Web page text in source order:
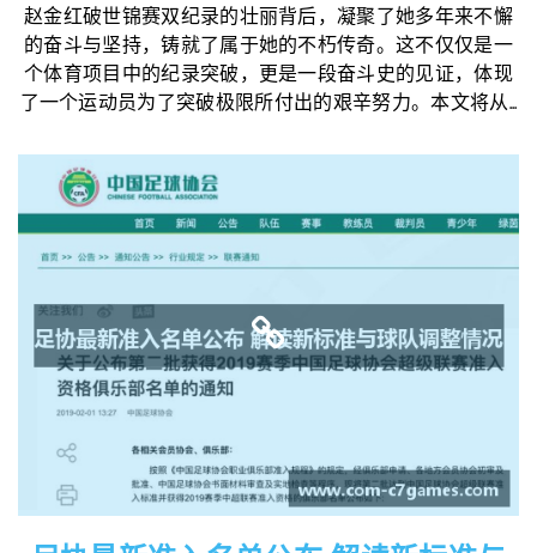
赵金红破世锦赛双纪录的壮丽背后，凝聚了她多年来不懈
的奋斗与坚持，铸就了属于她的不朽传奇。这不仅仅是一
个体育项目中的纪录突破，更是一段奋斗史的见证，体现
了一个运动员为了突破极限所付出的艰辛努力。本文将从...